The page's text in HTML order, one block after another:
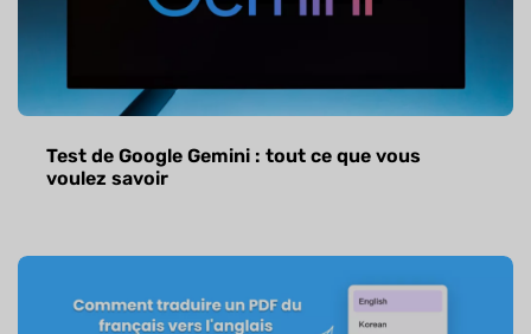
Test de Google Gemini : tout ce que vous
voulez savoir